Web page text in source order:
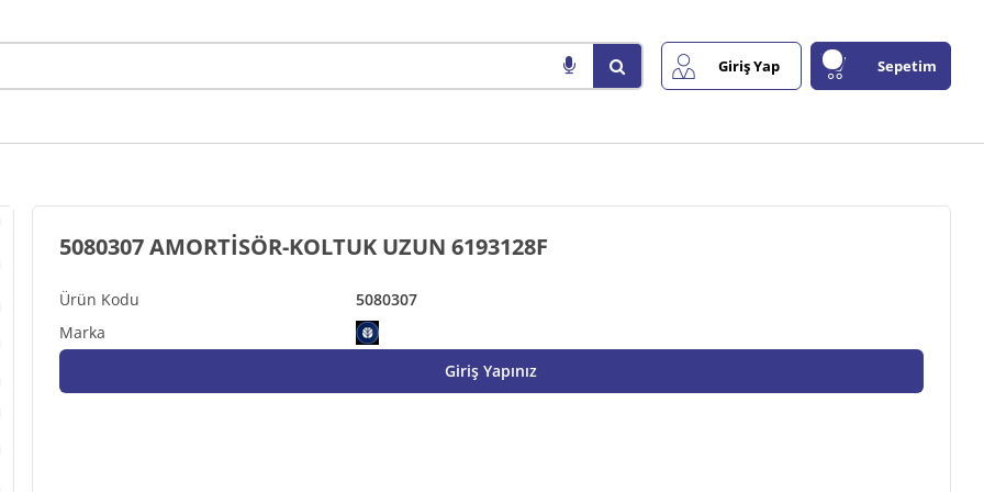
Giriş Yap Sepetim
5080307
5080307 AMORTİSÖR-KOLTUK UZUN 6193128F
Giriş Yapınız